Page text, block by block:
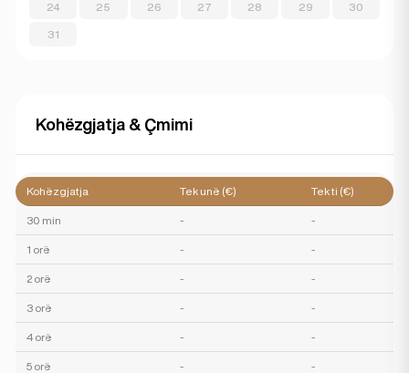
24 25 26 27 28 29 30
31
Kohëzgjatja & Çmimi
Kohëzgjatja Tek unë (€) Tek ti (€)
30 min - -
1 orë - -
2 orë - -
3 orë - -
4 orë - -
5 orë - -